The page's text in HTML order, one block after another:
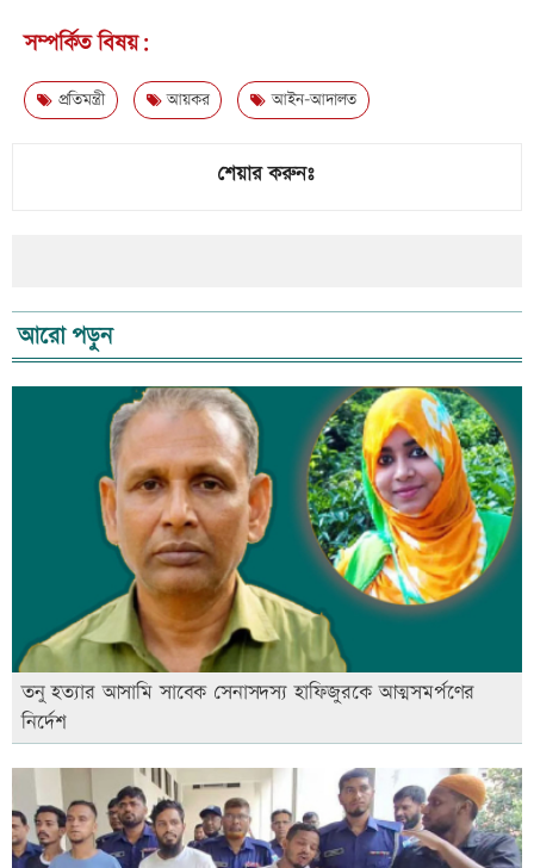
সম্পর্কিত বিষয়:
প্রতিমন্ত্রী আয়কর আইন-আদালত
শেয়ার করুনঃ
আরো পড়ুন
তনু হত্যার আসামি সাবেক সেনাসদস্য হাফিজুরকে আত্মসমর্পণের
নির্দেশ